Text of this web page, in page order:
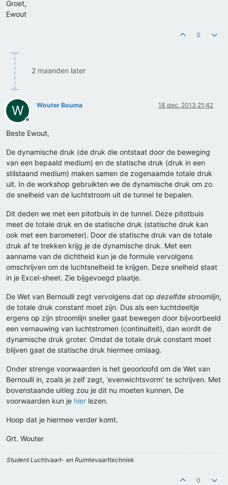
Groet,
Ewout
0
2 maanden later
W
Offline
Wouter Bouma 18 dec. 2013 21:42
Beste Ewout,
De dynamische druk (de druk die ontstaat door de beweging
van een bepaald medium) en de statische druk (druk in een
stilstaand medium) maken samen de zogenaamde totale druk
uit. In de workshop gebruikten we de dynamische druk om zo
de snelheid van de luchtstroom uit de tunnel te bepalen.
Dit deden we met een pitotbuis in de tunnel. Deze pitotbuis
meet de totale druk en de statische druk (statische druk kan
ook met een barometer). Door de statische druk van de totale
druk af te trekken krijg je de dynamische druk. Met een
aanname van de dichtheid kun je de formule vervolgens
omschrijven om de luchtsnelheid te krijgen. Deze snelheid staat
in je Excel-sheet. Zie bijgevoegd plaatje.
De Wet van Bernoulli zegt vervolgens dat op dezelfde stroomlijn,
de totale druk constant moet zijn. Dus als een luchtdeeltje
ergens op zijn stroomlijn sneller gaat bewegen door bijvoorbeeld
een vernauwing van luchtstromen (continuiteit), dan wordt de
dynamische druk groter. Omdat de totale druk constant moet
blijven gaat de statische druk hiermee omlaag.
Onder strenge voorwaarden is het geoorloofd om de Wet van
Bernoulli in, zoals je zelf zegt, 'evenwichtsvorm' te schrijven. Met
bovenstaande uitleg zou je dit nu moeten kunnen. De
voorwaarden kun je hier lezen.
Hoop dat je hiermee verder komt.
Grt. Wouter
Student Luchtvaart- en Ruimtevaarttechniek
0